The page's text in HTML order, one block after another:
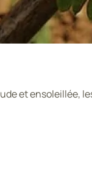
et ensoleillée,